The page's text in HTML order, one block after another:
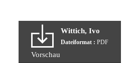
Wittich, Ivo
Dateiformat : PDF
Vorschau